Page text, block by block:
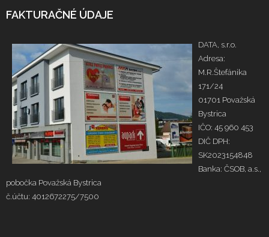
FAKTURAČNÉ ÚDAJE
DATA, s.r.o.
Adresa:
M.R.Štefánika
171/24
01701 Považská
Bystrica
IČO: 45 960 453
DIČ DPH:
SK2023154848
Banka: ČSOB, a.s.,
pobočka Považská Bystrica
č.účtu: 4012672275/7500